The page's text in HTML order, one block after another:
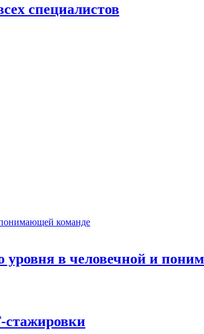
специалистов
уровня в человечной и